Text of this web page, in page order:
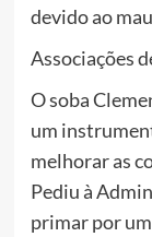
devido ao
Associações
O soba
um
melhorar as
Pediu à
primar por